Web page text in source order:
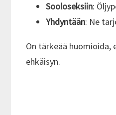
Sooloseksiin:
Yhdyntään: Ne
On tärkeää
ehkäisyn.